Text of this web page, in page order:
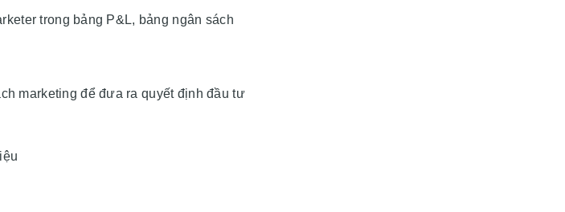
trong bảng P&L, bảng ngân sách
marketing để đưa ra quyết định đầu tư